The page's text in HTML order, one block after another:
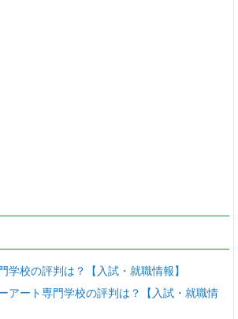
学校の評判は？【入試・就職情報】
アート専門学校の評判は？【入試・就職情